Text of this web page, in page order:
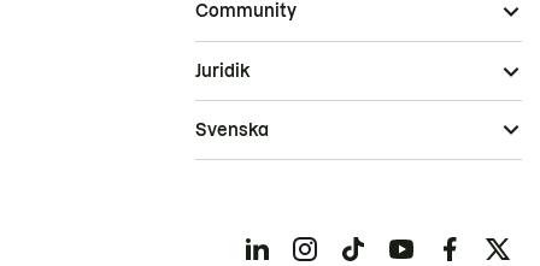
Community
Juridik
Svenska